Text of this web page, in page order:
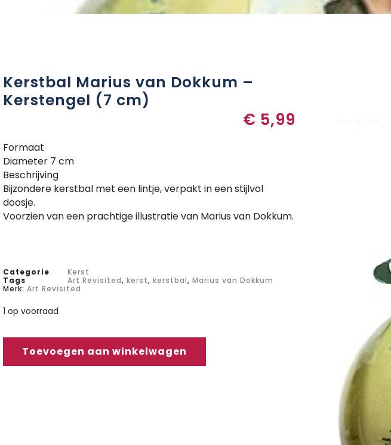
Kerstbal Marius van Dokkum –
Kerstengel (7 cm)
€ 5,99
Formaat
Diameter 7 cm
Beschrijving
Bijzondere kerstbal met een lintje, verpakt in een stijlvol
doosje.
Voorzien van een prachtige illustratie van Marius van Dokkum.
Categorie
Kerst
Tags
Art Revisited, kerst, kerstbal, Marius van Dokkum
Merk: Art Revisited
1 op voorraad
Toevoegen aan winkelwagen